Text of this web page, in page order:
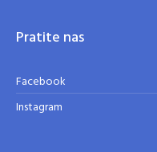
Pratite nas
Facebook
Instagram